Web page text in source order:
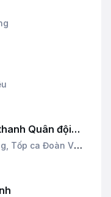
Quân đội
Tốp ca Đoàn Văn